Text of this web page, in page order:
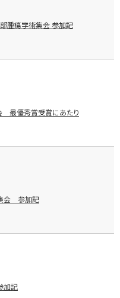
腫瘍学術集会 参加記
最優秀賞受賞にあたり
会 参加記
加記